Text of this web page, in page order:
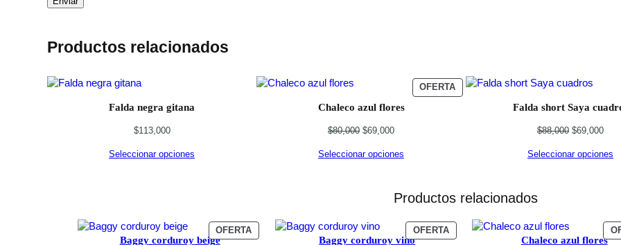
Productos relacionados
Falda negra gitana
$113,000
Seleccionar opciones
OFERTAPRODUCTO
EN
Chaleco azul flores
$80,000 Original
was:
$69,000Current
is:
Seleccionar opciones
Falda short Saya
$88,000 Original
was:
$69,000
is:
Seleccionar opciones
Productos relacionados
OFERTAPRODUCTO
EN
Baggy corduroy beige
OFERTAPRODUCTO
EN
Baggy corduroy vino Chaleco azul flores